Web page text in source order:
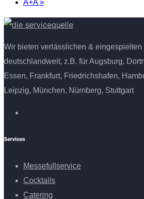
A+A»
Wir bieten verlässlichen &
deutschlandweit, z.B. für Augsburg,
Essen, Frankfurt, Friedrichshafen,
Leipzig, München, Nürnberg, Stuttgart
Services
Messefullservice
Cocktails
Catering